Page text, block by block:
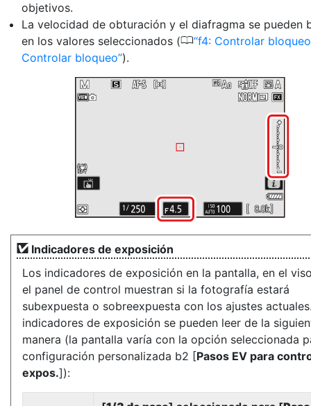
objetivos.
La velocidad de obturación y el diafragma se pueden
en los valores seleccionados (0 f4: Controlar bloqueo
Controlar bloqueo ).
Indicadores de exposición
Los indicadores de exposición en la pantalla, en el
el panel de control muestran si la fotografía estará
subexpuesta o sobreexpuesta con los ajustes
indicadores de exposición se pueden leer de la
manera (la pantalla varía con la opción seleccionada
configuración personalizada b2 [Pasos EV para
expos.]):